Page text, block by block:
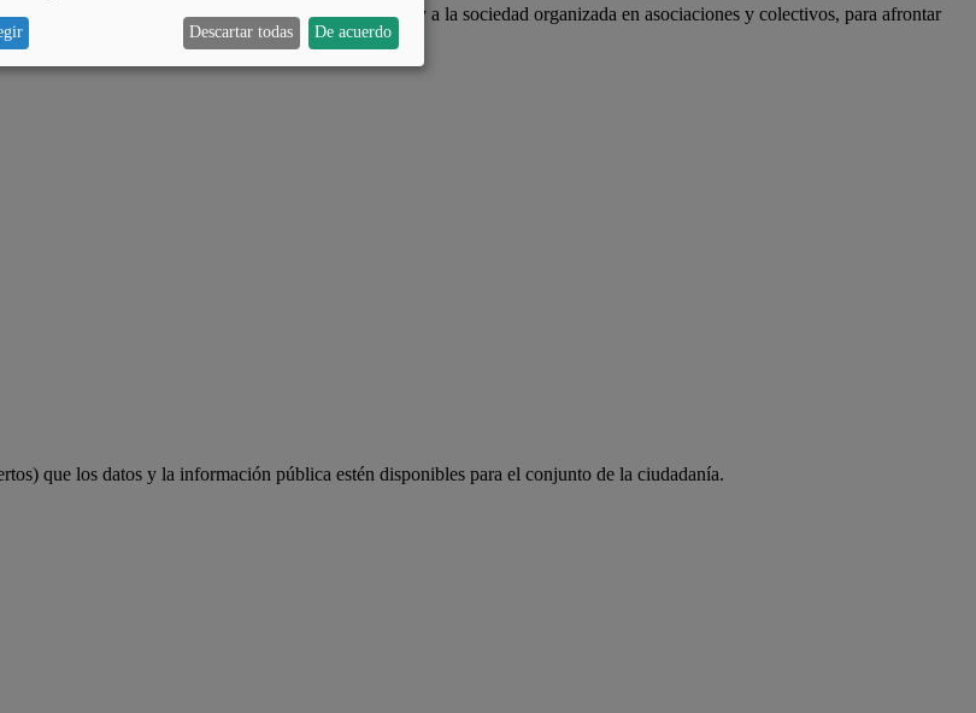
las oportunidades de participar a la ciudadanía y a la sociedad organizada en asociaciones y colectivos, para afrontar
que los datos y la información pública estén disponibles para el conjunto de la ciudadanía.
Descartar todas De acuerdo